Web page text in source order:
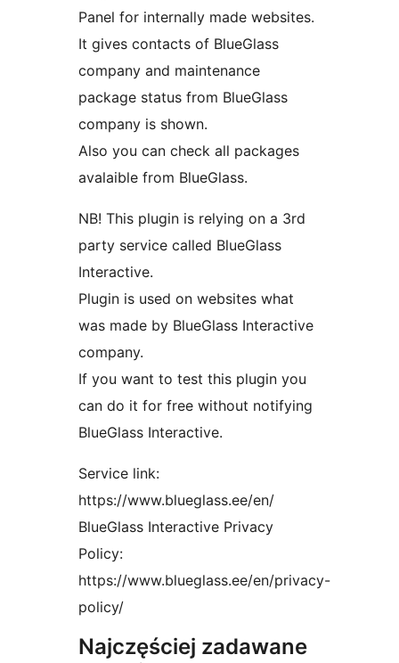
Panel for internally made websites.
It gives contacts of BlueGlass
company and maintenance
package status from BlueGlass
company is shown.
Also you can check all packages
avalaible from BlueGlass.
NB! This plugin is relying on a 3rd
party service called BlueGlass
Interactive.
Plugin is used on websites what
was made by BlueGlass Interactive
company.
If you want to test this plugin you
can do it for free without notifying
BlueGlass Interactive.
Service link:
https://www.blueglass.ee/en/
BlueGlass Interactive Privacy
Policy:
https://www.blueglass.ee/en/privacy-
policy/
Najczęściej zadawane